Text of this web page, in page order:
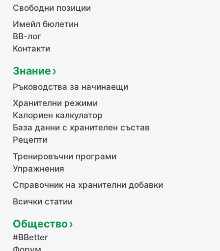
Свободни позиции
Имейл бюлетин
BB-лог
Контакти
Знание
Ръководства за начинаещи
Хранителни режими
Калориен калкулатор
База данни с хранителен състав
Рецепти
Тренировъчни програми
Упражнения
Справочник на хранителни добавки
Всички статии
Общество
#BBetter